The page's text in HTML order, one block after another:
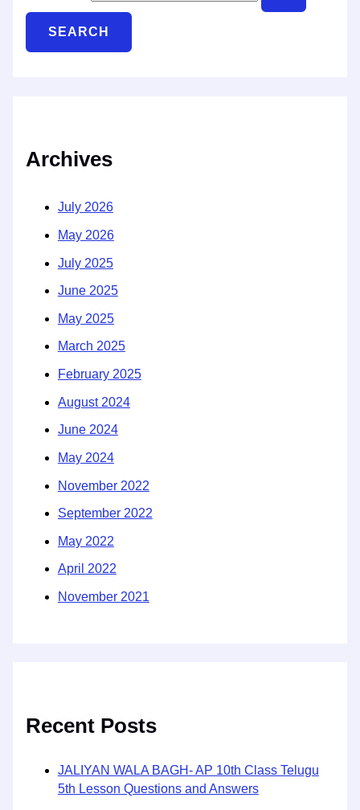
Archives
July 2026
May 2026
July 2025
June 2025
May 2025
March 2025
February 2025
August 2024
June 2024
May 2024
November 2022
September 2022
May 2022
April 2022
November 2021
Recent Posts
JALIYAN WALA BAGH- AP 10th Class Telugu
5th Lesson Questions and Answers